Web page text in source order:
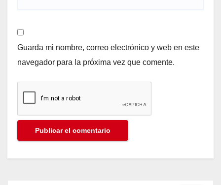
Guarda mi nombre, correo electrónico y web en este
navegador para la próxima vez que comente.